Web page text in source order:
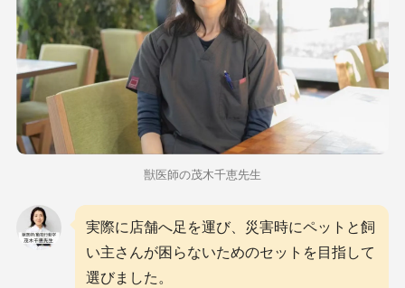
獣医師の茂木千恵先生
実際に店舗へ足を運び、災害時にペットと飼
い主さんが困らないためのセットを目指して
選びました。